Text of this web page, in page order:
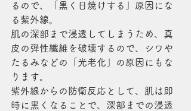
るので、「黒く日焼けする」原因にな
る紫外線。
肌の深部まで浸透してしまうため、真
皮の弾性繊維を破壊するので、シワや
たるみなどの「光老化」の原因にもな
ります。
紫外線からの防衛反応として、肌は即
時に黒くなることで、深部までの浸透